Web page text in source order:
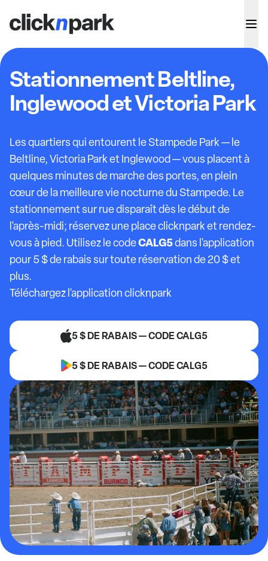
Stationnement Beltline,
Inglewood et Victoria Park
Les quartiers qui entourent le Stampede Park — le
Beltline, Victoria Park et Inglewood — vous placent à
quelques minutes de marche des portes, en plein
cœur de la meilleure vie nocturne du Stampede. Le
stationnement sur rue disparaît dès le début de
l'après-midi; réservez une place clicknpark et rendez-
vous à pied. Utilisez le codeCALG5dans l'application
pour 5 $ de rabais sur toute réservation de 20 $ et
plus.
Téléchargez l'application clicknpark
5 $ DE RABAIS — CODE CALG5
5 $ DE RABAIS — CODE CALG5